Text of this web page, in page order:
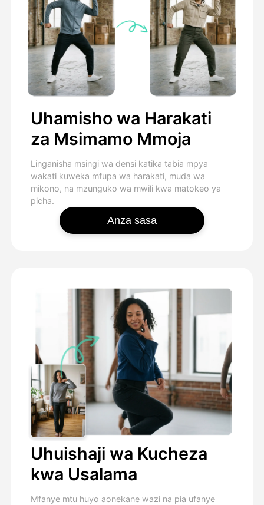
Uhamisho wa Harakati
za Msimamo Mmoja
Linganisha msingi wa densi katika tabia mpya
wakati kuweka mfupa wa harakati, muda wa
mikono, na mzunguko wa mwili kwa matokeo ya
picha.
Anza sasa
Uhuishaji wa Kucheza
kwa Usalama
Mfanye mtu huyo aonekane wazi na pia ufanye